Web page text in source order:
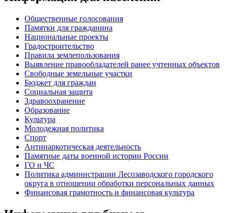
Общественные голосования
Памятки для гражданина
Национальные проекты
Градостроительство
Правила землепользования
Выявление правообладателей ранее учтенных объектов
Свободные земельные участки
Бюджет для граждан
Социальная защита
Здравоохранение
Образование
Культура
Молодежная политика
Спорт
Антинаркотическая деятельность
Памятные даты военной истории России
ГО и ЧС
Политика администрации Лесозаводского городского
округа в отношении обработки персональных данных
Финансовая грамотность и финансовая культура